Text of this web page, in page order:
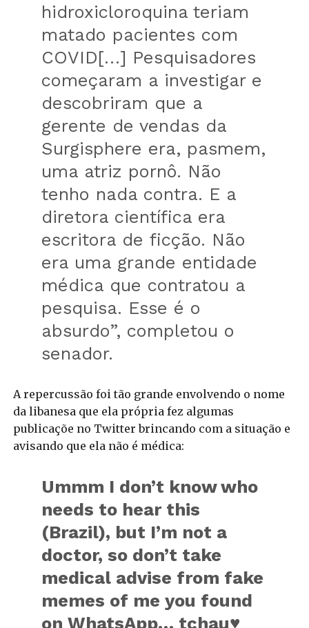
hidroxicloroquina teriam
matado pacientes com
COVID[…] Pesquisadores
começaram a investigar e
descobriram que a
gerente de vendas da
Surgisphere era, pasmem,
uma atriz pornô. Não
tenho nada contra. E a
diretora científica era
escritora de ficção. Não
era uma grande entidade
médica que contratou a
pesquisa. Esse é o
absurdo”, completou o
senador.
A repercussão foi tão grande envolvendo o nome
da libanesa que ela própria fez algumas
publicaçõe no Twitter brincando com a situação e
avisando que ela não é médica:
Ummm I don’t know who
needs to hear this
(Brazil), but I’m not a
doctor, so don’t take
medical advise from fake
memes of me you found
on WhatsApp… tchau♥️